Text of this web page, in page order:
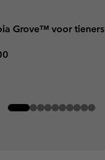
Grove™ voor tieners
price: